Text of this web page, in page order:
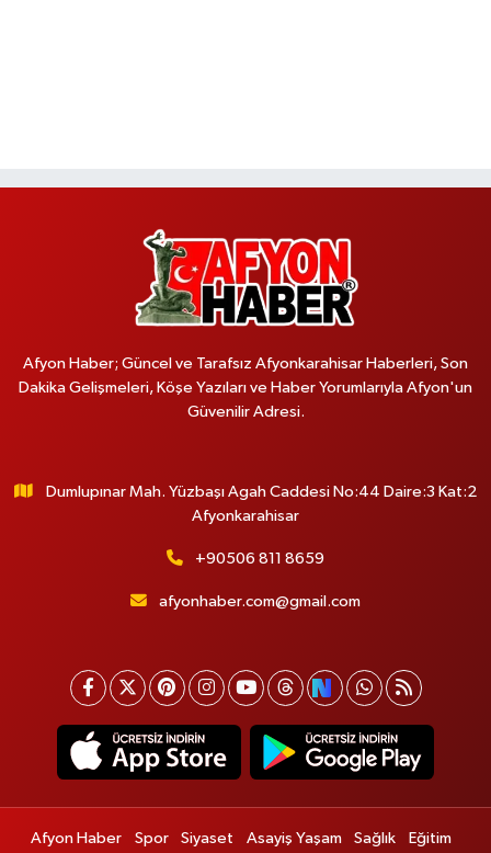
Afyon Haber; Güncel ve Tarafsız Afyonkarahisar Haberleri, Son
Dakika Gelişmeleri, Köşe Yazıları ve Haber Yorumlarıyla Afyon'un
Güvenilir Adresi.
Dumlupınar Mah. Yüzbaşı Agah Caddesi No:44 Daire:3 Kat:2
Afyonkarahisar
+90506 811 8659
afyonhaber.com@gmail.com
Afyon Haber Spor Siyaset Asayiş Yaşam Sağlık Eğitim